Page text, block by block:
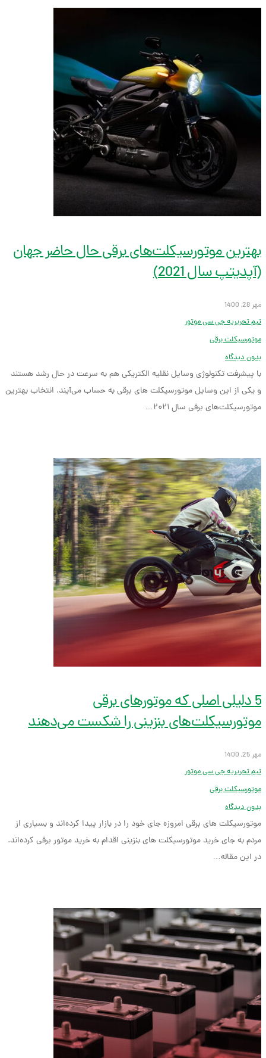
بهترین موتورسیکلت‌‌های برقی حال حاضر جهان
(آپدیتپ سال 2021)
مهر 28, 1400
تیم تحریریه جی سی موتور
موتورسیکلت برقی
بدون دیدگاه
با پیشرفت تکنولوژی وسایل نقلیه الکتریکی هم به سرعت در حال رشد هستند
و یکی از این وسایل موتورسیکلت های برقی به حساب می‌آیند. انتخاب بهترین
موتورسیکلت‌های برقی سال ۲۰۲۱…
5 دلیلی اصلی که موتورهای برقی
موتورسیکلت‌های بنزینی را شکست می‌دهند
مهر 25, 1400
تیم تحریریه جی سی موتور
موتورسیکلت برقی
بدون دیدگاه
موتورسیکلت های برقی امروزه جای خود را در بازار پیدا کرده‌اند و بسیاری از
مردم به جای خرید موتورسیکلت های بنزینی اقدام به خرید موتور برقی کرده‌اند.
در این مقاله…